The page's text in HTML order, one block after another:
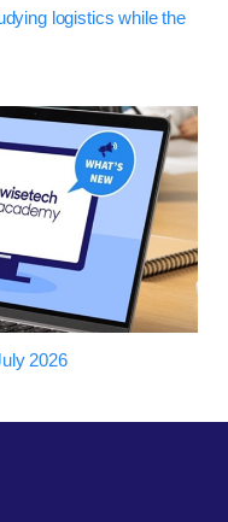
logistics while the
2026